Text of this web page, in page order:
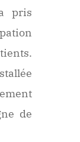
pris
de